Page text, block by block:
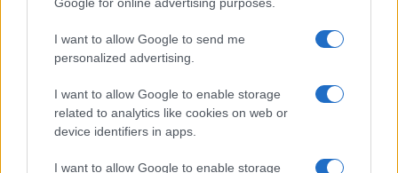
I want to allow Google to send me
personalized advertising.
I want to allow Google to enable storage
related to analytics like cookies on web or
device identifiers in apps.
I want to allow Google to enable storage
Continua a leggere